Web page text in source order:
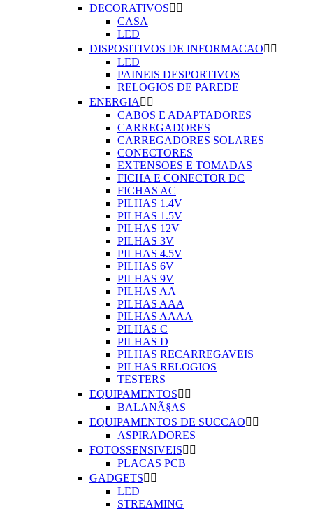
DECORATIVOS 
CASA
LED
DISPOSITIVOS DE INFORMACAO 
LED
PAINEIS DESPORTIVOS
RELOGIOS DE PAREDE
ENERGIA  
CABOS E ADAPTADORES
CARREGADORES
CARREGADORES SOLARES
CONECTORES
EXTENSOES E TOMADAS
FICHA E CONECTOR DC
FICHAS AC
PILHAS 1.4V
PILHAS 1.5V
PILHAS 12V
PILHAS 3V
PILHAS 4.5V
PILHAS 6V
PILHAS 9V
PILHAS AA
PILHAS AAA
PILHAS AAAA
PILHAS C
PILHAS D
PILHAS RECARREGAVEIS
PILHAS RELOGIOS
TESTERS
EQUIPAMENTOS 
BALANÃ§AS
EQUIPAMENTOS DE SUCCAO 
ASPIRADORES
FOTOSSENSIVEIS 
PLACAS PCB
GADGETS 
LED
STREAMING